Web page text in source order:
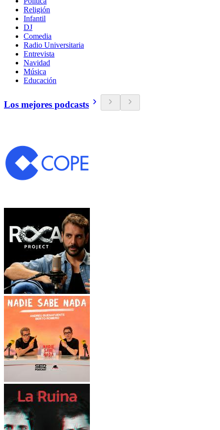
Religión
Infantil
DJ
Comedia
Radio Universitaria
Entrevista
Navidad
Música
Educación
Los mejores podcasts